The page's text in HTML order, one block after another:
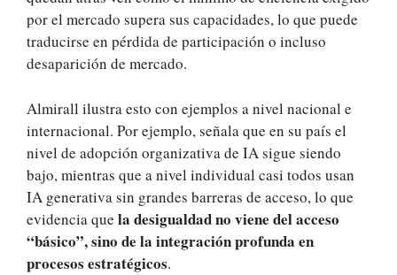
por el mercado supera sus capacidades, lo que puede
traducirse en pérdida de participación o incluso
desaparición de mercado.
Almirall ilustra esto con ejemplos a nivel nacional e
internacional. Por ejemplo, señala que en su país el
nivel de adopción organizativa de IA sigue siendo
bajo, mientras que a nivel individual casi todos usan
IA generativa sin grandes barreras de acceso, lo que
evidencia que la desigualdad no viene del acceso
“básico”, sino de la integración profunda en
procesos estratégicos.